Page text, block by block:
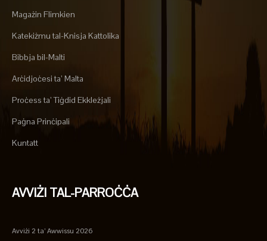
Magażin Flimkien
Katekiżmu tal-Knisja Kattolika
Bibbja bil-Malti
Arċidjoċesi ta’ Malta
Proċess ta’ Tiġdid Ekkleżjali
Paġna Prinċipali
Kuntatt
AVVIŻI TAL-PARROĊĊA
Avviżi 2 ta’ Awwissu 2026